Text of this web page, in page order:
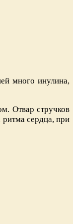
много инулина,
Отвар стручков
сердца, при